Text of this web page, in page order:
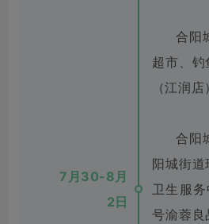
7月30-8月
2日
合阳
超市、
（江润店）
合阳
阳城街
卫生服
号渝蓉良